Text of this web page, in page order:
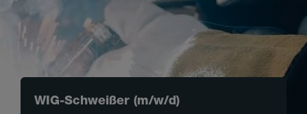
WIG-Schweißer (m/w/d)